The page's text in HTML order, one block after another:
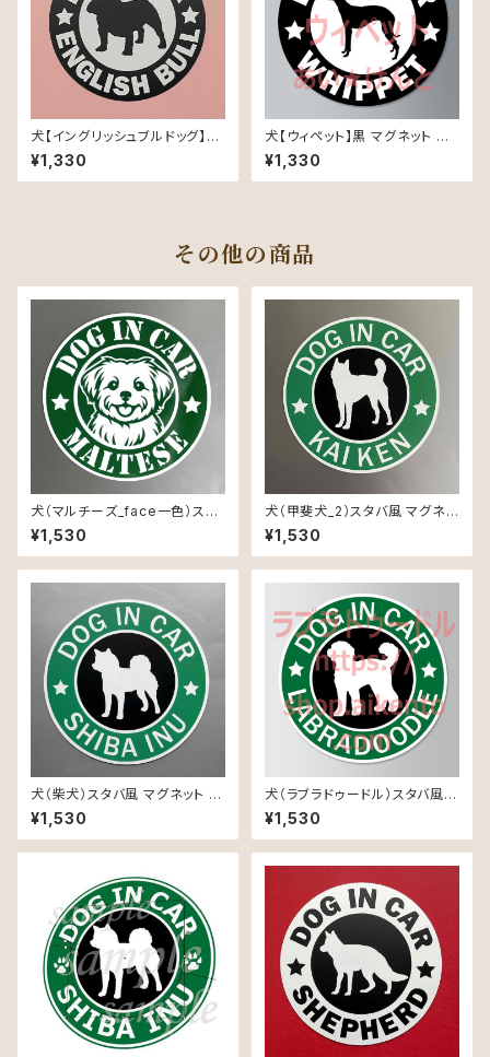
犬【イングリッシュブルドッグ】黒
マグネット ステッカー 防水 車用
¥1,330
犬【ウィペット】黒 マグネット ス
テッカー 防水 車用
¥1,330
その他の商品
犬（マルチーズ_face一色）スタ
バ風 マグネット ステッカー 防水
車用
¥1,530
犬（甲斐犬_2）スタバ風 マグネッ
ト ステッカー 防水 車用
¥1,530
犬（柴犬）スタバ風 マグネット ス
テッカー 防水 車用
¥1,530
犬（ラブラドゥードル）スタバ風
マグネット ステッカー 防水 車用
¥1,530